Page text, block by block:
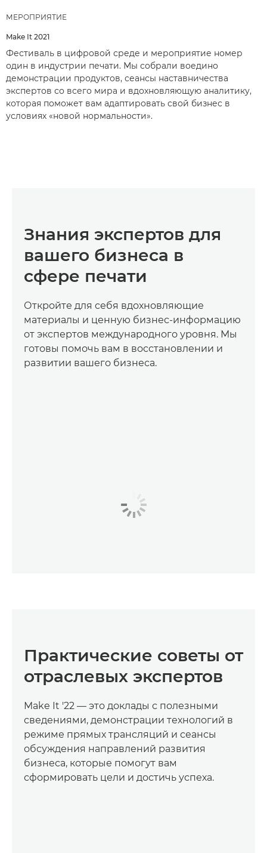
МЕРОПРИЯТИЕ
Make It 2021
Фестиваль в цифровой среде и мероприятие номер
один в индустрии печати. Мы собрали воедино
демонстрации продуктов, сеансы наставничества
экспертов со всего мира и вдохновляющую аналитику,
которая поможет вам адаптировать свой бизнес в
условиях «новой нормальности».
Знания экспертов для
вашего бизнеса в
сфере печати
Откройте для себя вдохновляющие
материалы и ценную бизнес-информацию
от экспертов международного уровня. Мы
готовы помочь вам в восстановлении и
развитии вашего бизнеса.
Практические советы от
отраслевых экспертов
Make It '22 — это доклады с полезными
сведениями, демонстрации технологий в
режиме прямых трансляций и сеансы
обсуждения направлений развития
бизнеса, которые помогут вам
сформировать цели и достичь успеха.